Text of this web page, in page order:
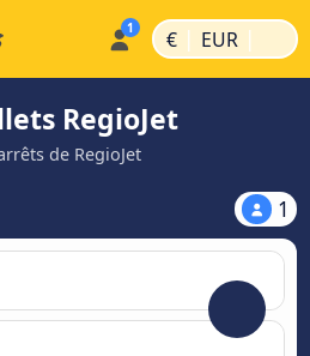
€ | EUR |
RegioJet
de RegioJet
1